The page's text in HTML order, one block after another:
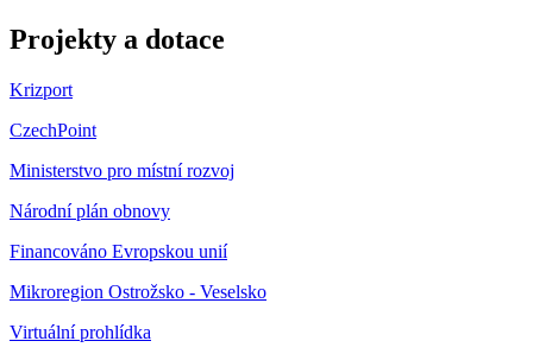
Projekty a dotace
Krizport
CzechPoint
Ministerstvo pro místní rozvoj
Národní plán obnovy
Financováno Evropskou unií
Mikroregion Ostrožsko - Veselsko
Virtuální prohlídka